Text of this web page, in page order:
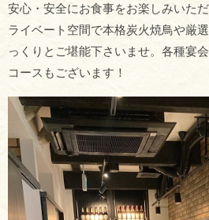
安心・安全にお食事をお楽しみいた
ライベート空間で本格炭火焼鳥や厳
っくりとご堪能下さいませ。各種宴
コースもございます！